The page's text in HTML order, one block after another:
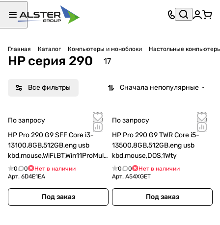
Главная Каталог Компьютеры и моноблоки Настольные
HP серия 290 17
Все фильтры Сначала непопулярные
По запросу
HP Pro 290 G9 SFF Core i3-
13100,8GB,512GB,eng usb
kbd,mouse,WiFi,BT,Win11ProMulti
lang,1Wty
0 0
Нет в наличии
Арт. 6D4E1EA
Под заказ
По запросу
HP Pro 290 G9 TWR Core i5-
13500,8GB,512GB,eng usb
kbd,mouse,DOS,1Wty
0 0
Нет в наличии
Арт. A54XGET
Под заказ